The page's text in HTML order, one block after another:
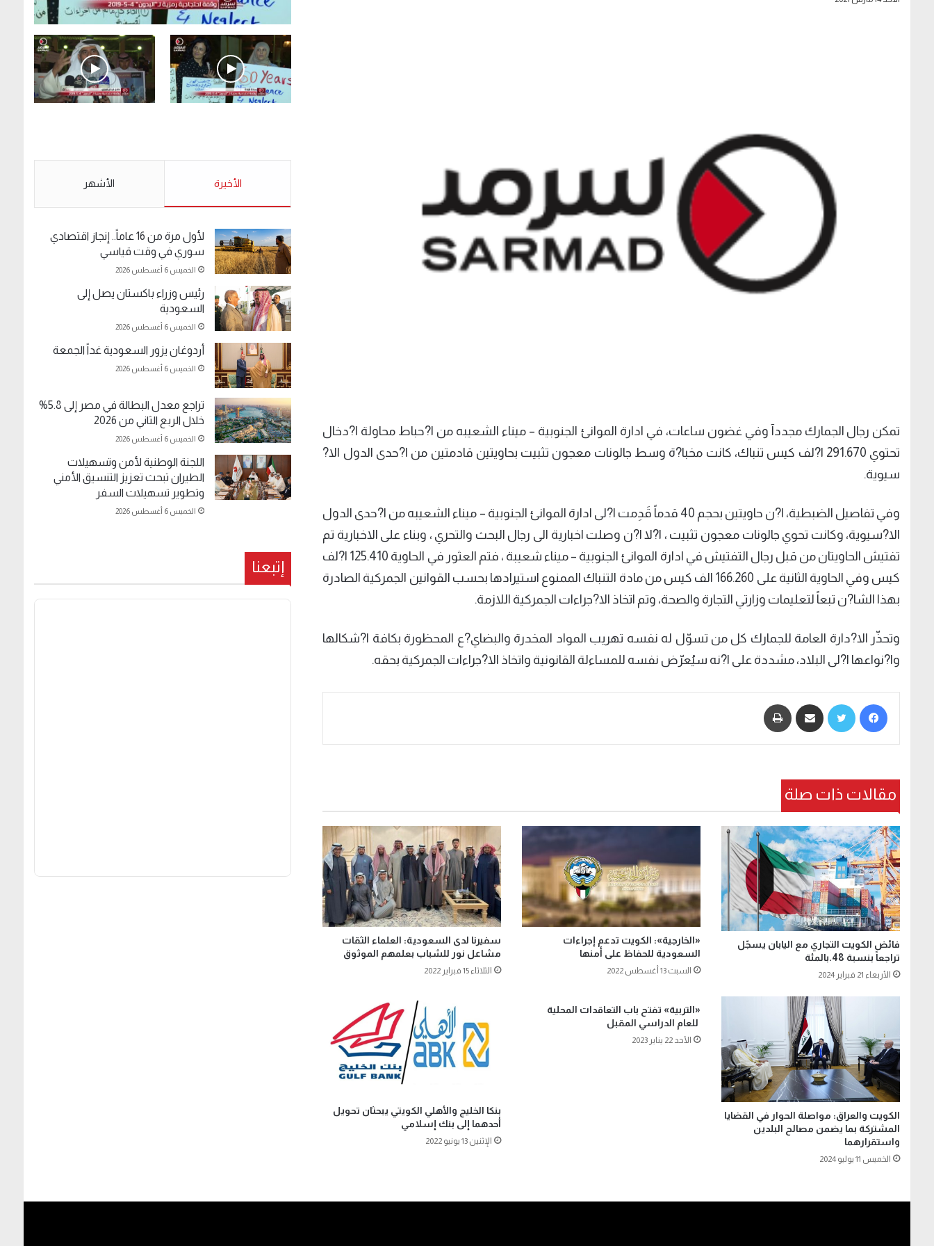
‏‎تمكن رجال الجمارك مجددآ وفي غضون ساعات، في ادارة الموانئ الجنوبية – ميناء الشعيبه من ا?حباط محاولة ا?دخال
تحتوي 291.670 ا?لف كيس تنباك، كانت مخبا?ة وسط جالونات معجون تثبيت بحاويتين قادمتين من ا?حدى الدول الا?
سيوية.
‏‎وفي تفاصيل الضبطية، ا?ن حاويتين بحجم 40 قدماً قَدِمت ا?لى ادارة الموانئ الجنوبية – ميناء الشعيبه من ا?حدى الدول
الا?سيوية، وكانت تحوي جالونات معجون تثبيت ، ا?لا ا?ن وصلت اخبارية الى رجال البحث والتحري ، وبناء على الاخبارية تم
تفتيش الحاويتان من قبل رجال التفتيش في ادارة الموانئ الجنوبية – ميناء شعيبة ، فتم العثور في الحاوية 125.410 ا?لف
كيس وفي الحاوية الثانية على 166.260 الف كيس من مادة التنباك الممنوع استيرادها بحسب القوانين الجمركية الصادرة
بهذا الشا?ن تبعاً لتعليمات وزارتي التجارة والصحة، وتم اتخاذ الا?جراءات الجمركية اللازمة.
‏‎وتحذّر الا?دارة العامة للجمارك كل من تسوّل له نفسه تهريب المواد المخدرة والبضاي?ع المحظورة بكافة ا?شكالها
وا?نواعها ا?لى البلاد، مشددة على ا?نه سيُعرّض نفسه للمساءلة القانونية واتخاذ الا?جراءات الجمركية بحقه.
مقالات ذات صلة
فائض الكويت التجاري مع اليابان يسجّل
تراجعاً بنسبة 48.بالمئة
الأربعاء 21 فبراير 2024
«الخارجية»: الكويت تدعم إجراءات
السعودية للحفاظ على أمنها
السبت 13 أغسطس 2022
سفيرنا لدى السعودية: العلماء الثقات
مشاعل نور للشباب بعلمهم الموثوق
الثلاثاء 15 فبراير 2022
الكويت والعراق: مواصلة الحوار في القضايا
المشتركة بما يضمن مصالح البلدين
واستقرارهما
الخميس 11 يوليو 2024
«التربية» تفتح باب التعاقدات المحلية
للعام الدراسي المقبل
الأحد 22 يناير 2023
بنكا الخليج والأهلي الكويتي يبحثان تحويل
أحدهما إلى بنك إسلامي
الإثنين 13 يونيو 2022
.وقفة احتجاجية رمزية لـ”#البدون” في ساحة الإرادة
الأحد 5 مايو 2019
مخدرات يعني ولا خمر؟!.
الأخيرة الأشهر
لأول مرة من 16 عاماً.. إنجاز اقتصادي
سوري في وقت قياسي
الخميس 6 أغسطس 2026
رئيس وزراء باكستان يصل إلى
السعودية
الخميس 6 أغسطس 2026
أردوغان يزور السعودية غداً الجمعة
الخميس 6 أغسطس 2026
تراجع معدل البطالة في مصر إلى 5.8%
خلال الربع الثاني من 2026
الخميس 6 أغسطس 2026
اللجنة الوطنية لأمن وتسهيلات
الطيران تبحث تعزيز التنسيق الأمني
وتطوير تسهيلات السفر
الخميس 6 أغسطس 2026
إتبعنا